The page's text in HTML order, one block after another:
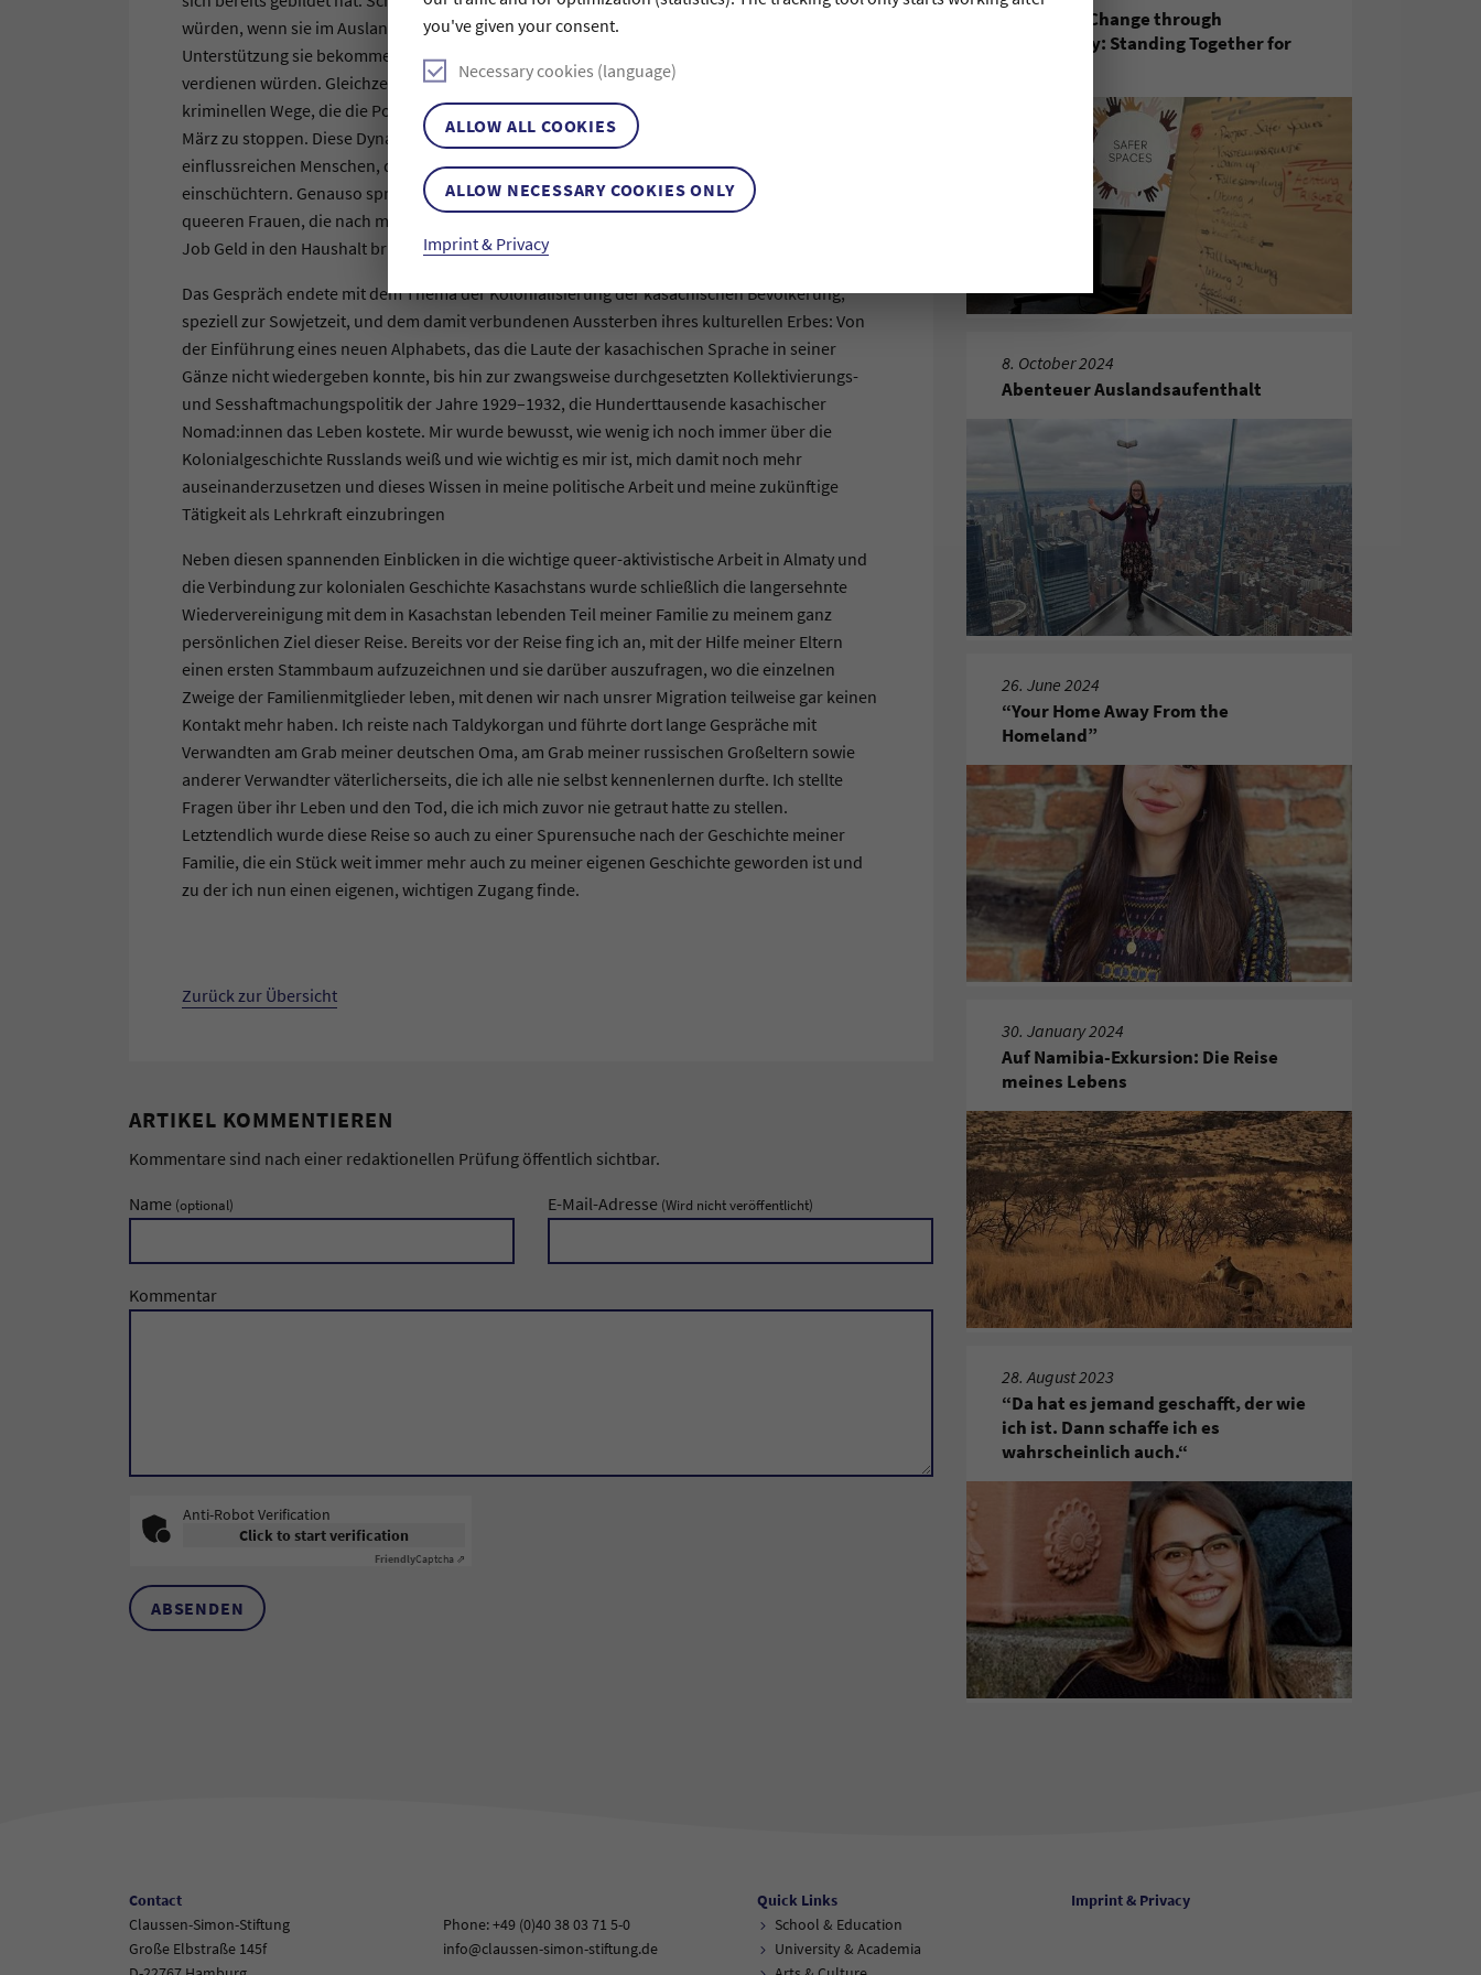
you've given your consent.
Necessary cookies (language)
ALLOW ALL COOKIES
ALLOW NECESSARY COOKIES ONLY
Imprint & Privacy
würden, wenn sie im Ausland darüber berichten, wie diskriminierend der Staat sei, wie wenig
Unterstützung sie bekommen hätten und schließlich mit dieser Leidensgeschichte Geld
verdienen würden. Gleichzeitig gebe es durchaus das korrupte politische System und die
kriminellen Wege, die die Polizei gehen würde, um Versammlungen wie an dem wichtigen 8.
März zu stoppen. Diese Dynamik gehe weniger von der Bevölkerung aus als viel mehr von
einflussreichen Menschen, die mit ähnlichen, kriminellen Methoden politische Oppositionelle
einschüchtern. Genauso sprach sie offen über die familiären Hausarreste von erwachsenen
queeren Frauen, die nach mehreren Monaten nur rausgelassen werden, weil sie durch ihren
Job Geld in den Haushalt bringen.
Das Gespräch endete mit dem Thema der Kolonialisierung der kasachischen Bevölkerung,
speziell zur Sowjetzeit, und dem damit verbundenen Aussterben ihres kulturellen Erbes: Von
der Einführung eines neuen Alphabets, das die Laute der kasachischen Sprache in seiner
Gänze nicht wiedergeben konnte, bis hin zur zwangsweise durchgesetzten Kollektivierungs-
und Sesshaftmachungspolitik der Jahre 1929–1932, die Hunderttausende kasachischer
Nomad:innen das Leben kostete. Mir wurde bewusst, wie wenig ich noch immer über die
Kolonialgeschichte Russlands weiß und wie wichtig es mir ist, mich damit noch mehr
auseinanderzusetzen und dieses Wissen in meine politische Arbeit und meine zukünftige
Tätigkeit als Lehrkraft einzubringen
Neben diesen spannenden Einblicken in die wichtige queer-aktivistische Arbeit in Almaty und
die Verbindung zur kolonialen Geschichte Kasachstans wurde schließlich die langersehnte
Wiedervereinigung mit dem in Kasachstan lebenden Teil meiner Familie zu meinem ganz
persönlichen Ziel dieser Reise. Bereits vor der Reise fing ich an, mit der Hilfe meiner Eltern
einen ersten Stammbaum aufzuzeichnen und sie darüber auszufragen, wo die einzelnen
Zweige der Familienmitglieder leben, mit denen wir nach unsrer Migration teilweise gar keinen
Kontakt mehr haben. Ich reiste nach Taldykorgan und führte dort lange Gespräche mit
Verwandten am Grab meiner deutschen Oma, am Grab meiner russischen Großeltern sowie
anderer Verwandter väterlicherseits, die ich alle nie selbst kennenlernen durfte. Ich stellte
Fragen über ihr Leben und den Tod, die ich mich zuvor nie getraut hatte zu stellen.
Letztendlich wurde diese Reise so auch zu einer Spurensuche nach der Geschichte meiner
Familie, die ein Stück weit immer mehr auch zu meiner eigenen Geschichte geworden ist und
zu der ich nun einen eigenen, wichtigen Zugang finde.
Zurück zur Übersicht
ARTIKEL KOMMENTIEREN
Kommentare sind nach einer redaktionellen Prüfung öffentlich sichtbar.
Name (optional) E-Mail-Adresse (Wird nicht veröffentlicht)
Kommentar
Anti-Robot Verification
Click to start verification
FriendlyCaptcha ⇗
ABSENDEN
"Creating Change through
Community: Standing Together for
8. October 2024
Abenteuer Auslandsaufenthalt
26. June 2024
“Your Home Away From the
Homeland”
30. January 2024
Auf Namibia-Exkursion: Die Reise
meines Lebens
28. August 2023
“Da hat es jemand geschafft, der wie
ich ist. Dann schaffe ich es
wahrscheinlich auch.“
Contact
Claussen-Simon-Stiftung
Große Elbstraße 145f
Phone: +49 (0)40 38 03 71 5-0
info@claussen-simon-stiftung.de
Quick Links
School & Education
University & Academia
Imprint & Privacy